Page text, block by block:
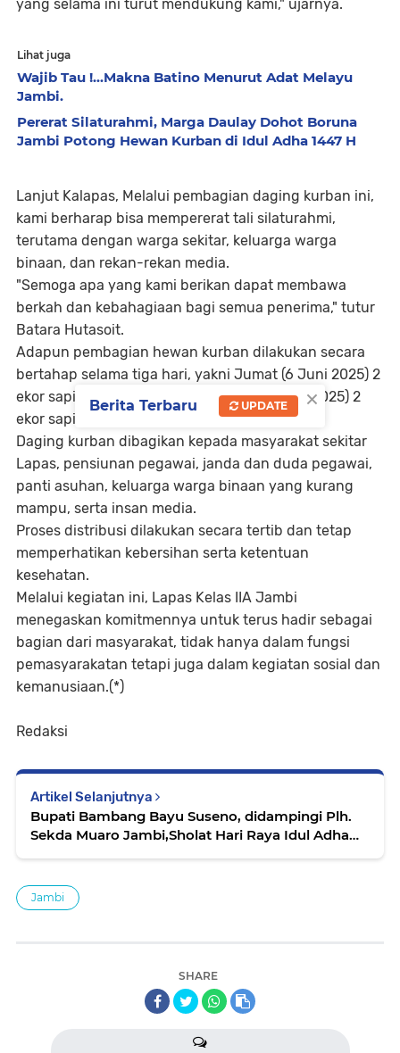
yang selama ini turut mendukung kami," ujarnya.
Lihat juga
Wajib Tau !...Makna Batino Menurut Adat Melayu
Jambi.
Pererat Silaturahmi, Marga Daulay Dohot Boruna
Jambi Potong Hewan Kurban di Idul Adha 1447 H
Lanjut Kalapas, Melalui pembagian daging kurban ini,
kami berharap bisa mempererat tali silaturahmi,
terutama dengan warga sekitar, keluarga warga
binaan, dan rekan-rekan media.
"Semoga apa yang kami berikan dapat membawa
berkah dan kebahagiaan bagi semua penerima," tutur
Batara Hutasoit.
Adapun pembagian hewan kurban dilakukan secara
bertahap selama tiga hari, yakni Jumat (6 Juni 2025) 2
ekor sapi dan 3 ekor kambing, Sabtu (7 Juni 2025) 2
ekor sapi,Minggu (8 Juni 2025) 5 ekor sapi.
Daging kurban dibagikan kepada masyarakat sekitar
Lapas, pensiunan pegawai, janda dan duda pegawai,
panti asuhan, keluarga warga binaan yang kurang
mampu, serta insan media.
Proses distribusi dilakukan secara tertib dan tetap
memperhatikan kebersihan serta ketentuan
kesehatan.
Melalui kegiatan ini, Lapas Kelas IIA Jambi
menegaskan komitmennya untuk terus hadir sebagai
bagian dari masyarakat, tidak hanya dalam fungsi
pemasyarakatan tetapi juga dalam kegiatan sosial dan
kemanusiaan.(*)
Redaksi
Artikel Selanjutnya
Bupati Bambang Bayu Suseno, didampingi Plh.
Sekda Muaro Jambi,Sholat Hari Raya Idul Adha
Jambi
SHARE
×
Berita Terbaru UPDATE